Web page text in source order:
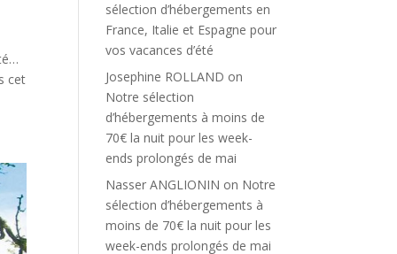
cet
sélection d’hébergements en
France, Italie et Espagne pour
vos vacances d’été
Josephine ROLLAND on
Notre sélection
d’hébergements à moins de
70€ la nuit pour les week-
ends prolongés de mai
Nasser ANGLIONIN on Notre
sélection d’hébergements à
moins de 70€ la nuit pour les
week-ends prolongés de mai